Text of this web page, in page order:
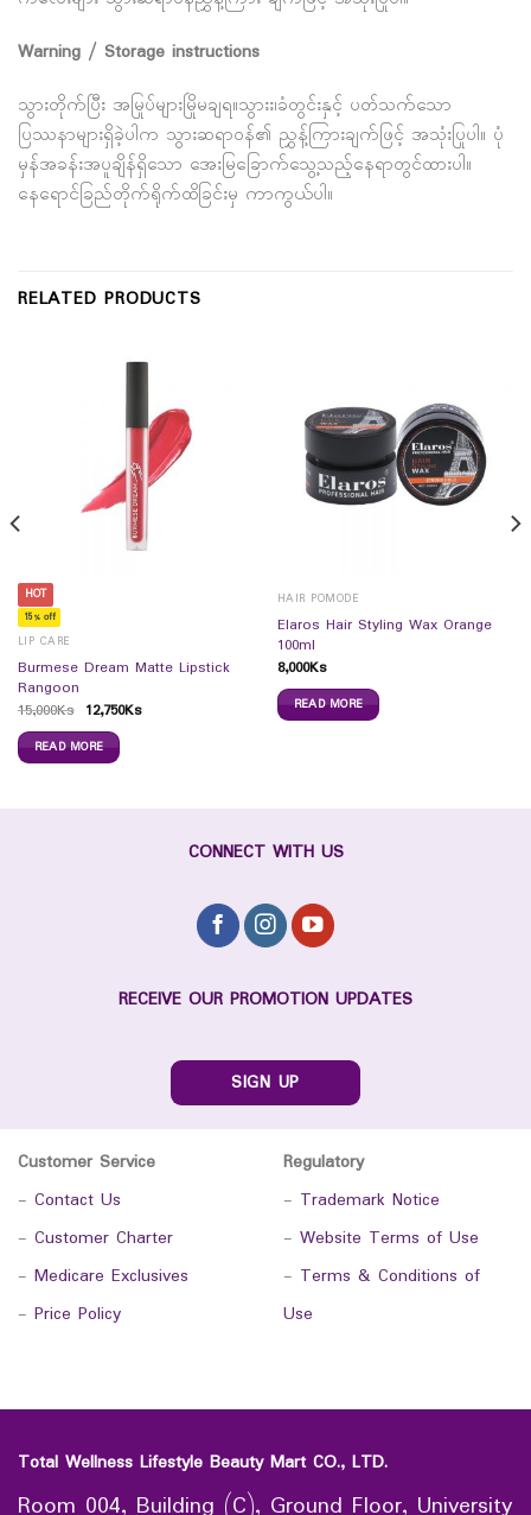
Warning / Storage instructions
သွားတိုက်ပြီး အမြုပ်များမြိုမချရ။သွားး၊ခံတွင်းနှင့် ပတ်သက်သော
ပြဿနာများရှိခဲ့ပါက သွားဆရာ၀န်၏ ညွှန့်ကြားချက်ဖြင့် အသုံးပြုပါ။ ပုံ
မှန်အခန်းအပူချိန်ရှိသော အေးမြခြောက်သွေ့သည့်နေရာတွင်ထားပါ။
နေရောင်ခြည်တိုက်ရိုက်ထိခြင်းမှ ကာကွယ်ပါ။
RELATED PRODUCTS
HOT
15% off
LIP CARE
Burmese Dream Matte Lipstick
Rangoon
15,000Ks 12,750Ks
READ MORE
HAIR POMODE
Elaros Hair Styling Wax Orange
100ml
8,000Ks
READ MORE
CONNECT WITH US
RECEIVE OUR PROMOTION UPDATES
SIGN UP
Customer Service
- Contact Us
- Customer Charter
- Medicare Exclusives
- Price Policy
Regulatory
- Trademark Notice
- Website Terms of Use
- Terms & Conditions of
Use
Total Wellness Lifestyle Beauty Mart CO., LTD.
Room 004, Building (C), Ground Floor, University